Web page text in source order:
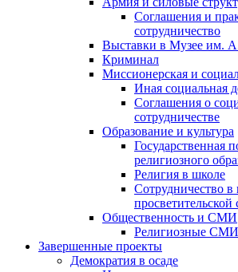
Соглашения и
сотрудничество
Выставки в Музее им.
Криминал
Миссионерская и
Иная социальная
Соглашения о
сотрудничестве
Образование и культура
Государственная
религиозного
Религия в школе
Сотрудничество в
просветительской
Общественность и СМИ
Религиозные СМИ
Завершенные проекты
Демократия в осаде